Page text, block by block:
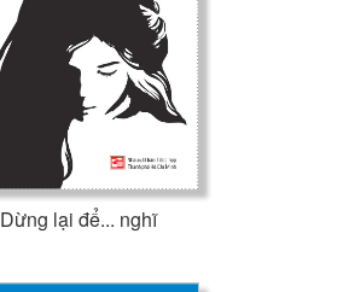
Dừng lại để... nghĩ